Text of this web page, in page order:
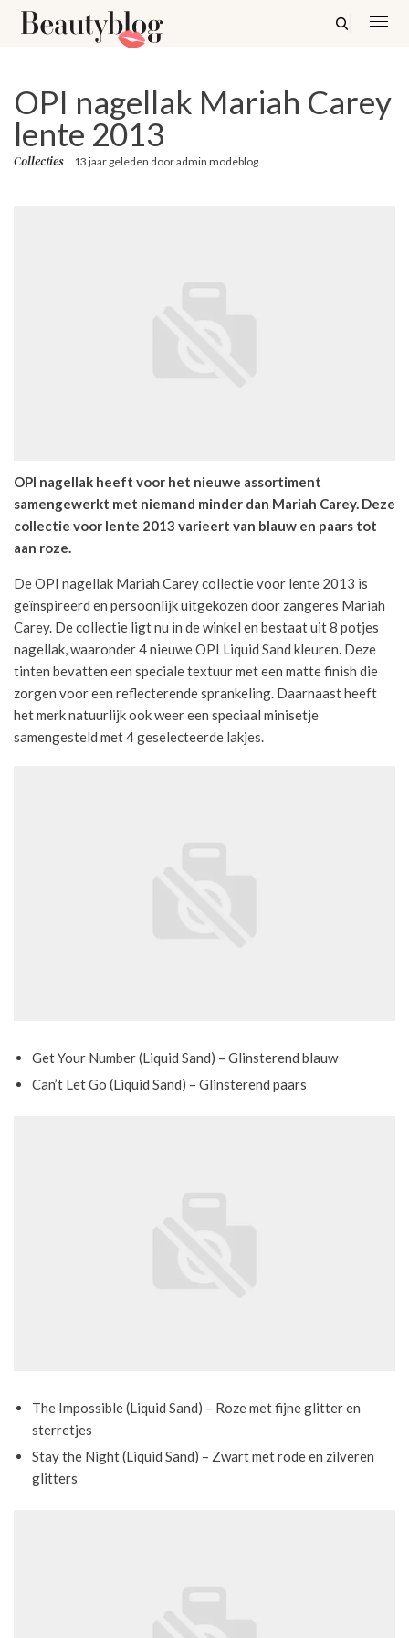
OPI nagellak Mariah Carey
lente 2013
Collecties 13 jaar geleden dooradmin modeblog
OPI nagellak heeft voor het nieuwe assortiment
samengewerkt met niemand minder dan Mariah Carey. Deze
collectie voor lente 2013 varieert van blauw en paars tot
aan roze.
De OPI nagellak Mariah Carey collectie voor lente 2013 is
geïnspireerd en persoonlijk uitgekozen door zangeres Mariah
Carey. De collectie ligt nu in de winkel en bestaat uit 8 potjes
nagellak, waaronder 4 nieuwe OPI Liquid Sand kleuren. Deze
tinten bevatten een speciale textuur met een matte finish die
zorgen voor een reflecterende sprankeling. Daarnaast heeft
het merk natuurlijk ook weer een speciaal minisetje
samengesteld met 4 geselecteerde lakjes.
Get Your Number (Liquid Sand) – Glinsterend blauw
Can’t Let Go (Liquid Sand) – Glinsterend paars
The Impossible (Liquid Sand) – Roze met fijne glitter en
sterretjes
Stay the Night (Liquid Sand) – Zwart met rode en zilveren
glitters